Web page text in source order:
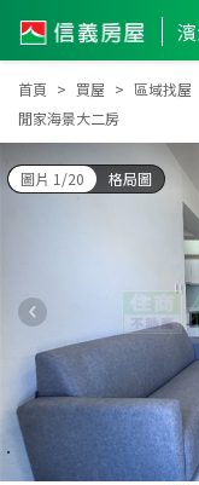
首頁 買屋 區域找屋
閒家海景大二房
圖片 1/20 格局圖